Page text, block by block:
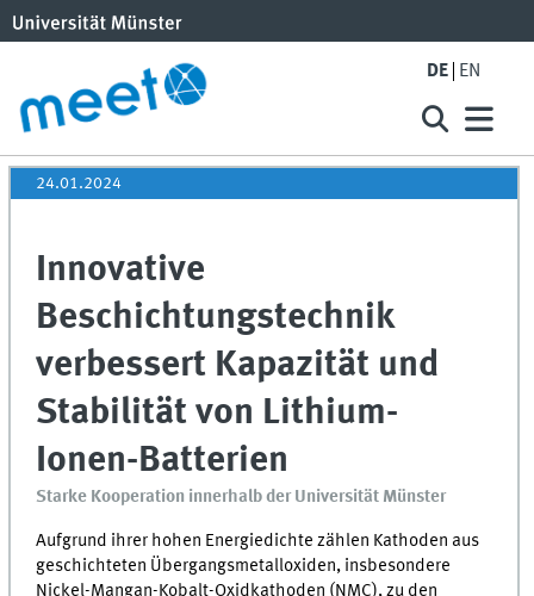
DE EN
24.01.2024
Innovative
Beschichtungstechnik
verbessert Kapazität und
Stabilität von Lithium-
Ionen-Batterien
Starke Kooperation innerhalb der Universität Münster
Aufgrund ihrer hohen Energiedichte zählen Kathoden aus
geschichteten Übergangsmetalloxiden, insbesondere
Nickel-Mangan-Kobalt-Oxidkathoden (NMC), zu den